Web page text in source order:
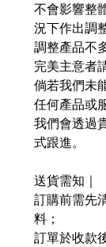
不會影響整
況下作出調
調整產品不
完美主意者
倘若我們未
任何產品或
我們會透過
式跟進。
送貨需知｜
訂購前需先
料；
訂單於收款